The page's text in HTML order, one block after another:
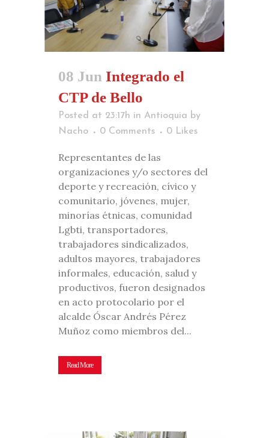
08 Jun Integrado el
CTP de Bello
Posted at 23:17h in Antioquia by
Nacho
0 Comments 0 Likes
Representantes de las
organizaciones y/o sectores del
deporte y recreación, cívico y
comunitario, jóvenes, mujer,
minorías étnicas, comunidad
Lgbti, transportadores,
trabajadores sindicalizados,
adultos mayores, trabajadores
informales, educación, salud y
productivos, fueron designados
en acto protocolario por el
alcalde Óscar Andrés Pérez
Muñoz como miembros del...
Read More